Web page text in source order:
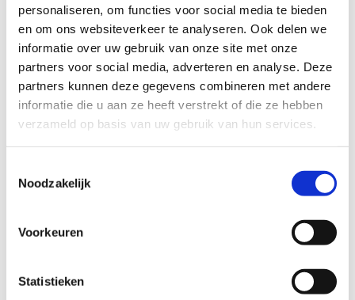
personaliseren, om functies voor social media te bieden
en om ons websiteverkeer te analyseren. Ook delen we
informatie over uw gebruik van onze site met onze
partners voor social media, adverteren en analyse. Deze
partners kunnen deze gegevens combineren met andere
informatie die u aan ze heeft verstrekt of die ze hebben
verzameld op basis van uw gebruik van hun services.
Noodzakelijk
Voorkeuren
Statistieken
naar res.brugge@sport.vlaanderen om te reserveren!
Reserveer de
squashzaal